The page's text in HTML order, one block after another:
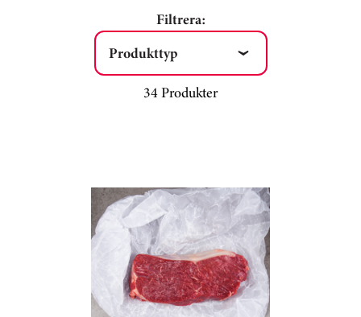
Filtrera:
Produkttyp
34 Produkter